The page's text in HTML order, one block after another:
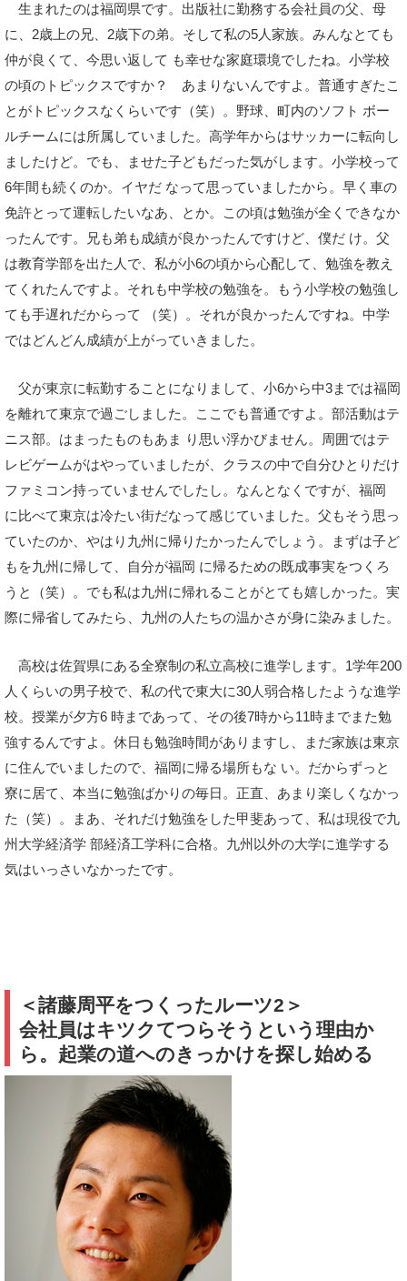
生まれたのは福岡県です。出版社に勤務する会社員の父、母
に、2歳上の兄、2歳下の弟。そして私の5人家族。みんなとても
仲が良くて、今思い返して も幸せな家庭環境でしたね。小学校
の頃のトピックスですか？ あまりないんですよ。普通すぎたこ
とがトピックスなくらいです（笑）。野球、町内のソフト ボー
ルチームには所属していました。高学年からはサッカーに転向し
ましたけど。でも、ませた子どもだった気がします。小学校って
6年間も続くのか。イヤだ なって思っていましたから。早く車の
免許とって運転したいなあ、とか。この頃は勉強が全くできなか
ったんです。兄も弟も成績が良かったんですけど、僕だ け。父
は教育学部を出た人で、私が小6の頃から心配して、勉強を教え
てくれたんですよ。それも中学校の勉強を。もう小学校の勉強し
ても手遅れだからって （笑）。それが良かったんですね。中学
ではどんどん成績が上がっていきました。
父が東京に転勤することになりまして、小6から中3までは福岡
を離れて東京で過ごしました。ここでも普通ですよ。部活動はテ
ニス部。はまったものもあま り思い浮かびません。周囲ではテ
レビゲームがはやっていましたが、クラスの中で自分ひとりだけ
ファミコン持っていませんでしたし。なんとなくですが、福岡
に比べて東京は冷たい街だなって感じていました。父もそう思っ
ていたのか、やはり九州に帰りたかったんでしょう。まずは子ど
もを九州に帰して、自分が福岡 に帰るための既成事実をつくろ
うと（笑）。でも私は九州に帰れることがとても嬉しかった。実
際に帰省してみたら、九州の人たちの温かさが身に染みました。
高校は佐賀県にある全寮制の私立高校に進学します。1学年200
人くらいの男子校で、私の代で東大に30人弱合格したような進学
校。授業が夕方6 時まであって、その後7時から11時までまた勉
強するんですよ。休日も勉強時間がありますし、まだ家族は東京
に住んでいましたので、福岡に帰る場所もな い。だからずっと
寮に居て、本当に勉強ばかりの毎日。正直、あまり楽しくなかっ
た（笑）。まあ、それだけ勉強をした甲斐あって、私は現役で九
州大学経済学 部経済工学科に合格。九州以外の大学に進学する
気はいっさいなかったです。
＜諸藤周平をつくったルーツ2＞
会社員はキツクてつらそうという理由か
ら。起業の道へのきっかけを探し始める